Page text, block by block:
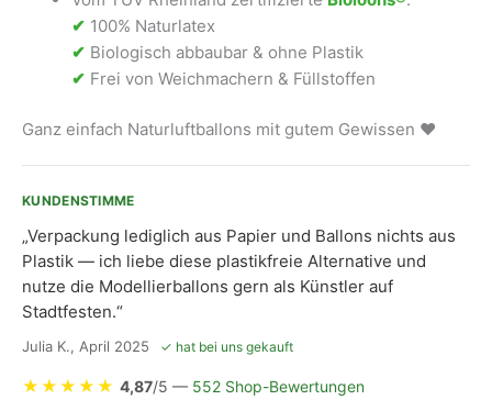
✔ 100% Naturlatex
✔ Biologisch abbaubar & ohne Plastik
✔ Frei von Weichmachern & Füllstoffen
Ganz einfach Naturluftballons mit gutem Gewissen ❤
KUNDENSTIMME
„Verpackung lediglich aus Papier und Ballons nichts aus
Plastik — ich liebe diese plastikfreie Alternative und
nutze die Modellierballons gern als Künstler auf
Stadtfesten.“
Julia K., April 2025 ✓ hat bei uns gekauft
★ ★ ★ ★ ★ 4,87/5 — 552 Shop-Bewertungen